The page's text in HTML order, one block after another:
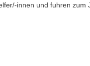
innen und fuhren zum